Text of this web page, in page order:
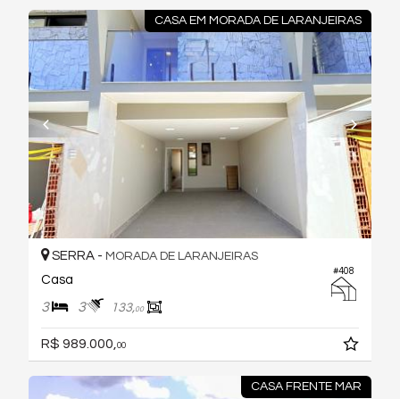
CASA EM MORADA DE LARANJEIRAS
#408
SERRA - MORADA DE LARANJEIRAS
Casa
3 3 133,00
R$ 989.000, 00
CASA FRENTE MAR